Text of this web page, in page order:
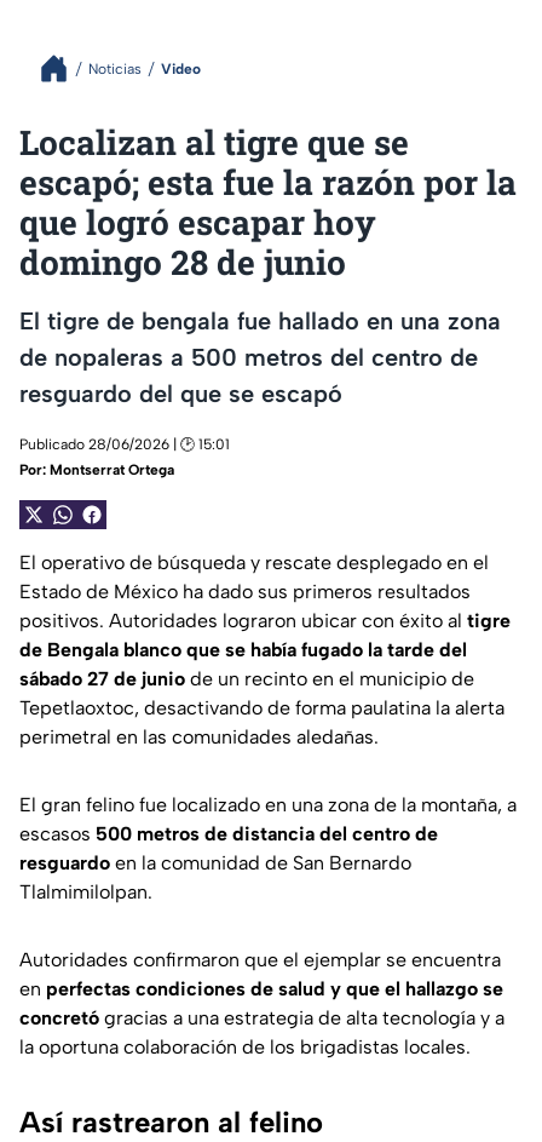
Noticias Video
Localizan al tigre que se
escapó; esta fue la razón por la
que logró escapar hoy
domingo 28 de junio
El tigre de bengala fue hallado en una zona
de nopaleras a 500 metros del centro de
resguardo del que se escapó
Publicado 28/06/2026 | 🕑 15:01
Por: Montserrat Ortega
El operativo de búsqueda y rescate desplegado en el
Estado de México ha dado sus primeros resultados
positivos. Autoridades lograron ubicar con éxito al tigre
de Bengala blanco que se había fugado la tarde del
sábado 27 de junio de un recinto en el municipio de
Tepetlaoxtoc, desactivando de forma paulatina la alerta
perimetral en las comunidades aledañas.
El gran felino fue localizado en una zona de la montaña, a
escasos 500 metros de distancia del centro de
resguardo en la comunidad de San Bernardo
Tlalmimilolpan.
Autoridades confirmaron que el ejemplar se encuentra
en perfectas condiciones de salud y que el hallazgo se
concretó gracias a una estrategia de alta tecnología y a
la oportuna colaboración de los brigadistas locales.
Así rastrearon al felino